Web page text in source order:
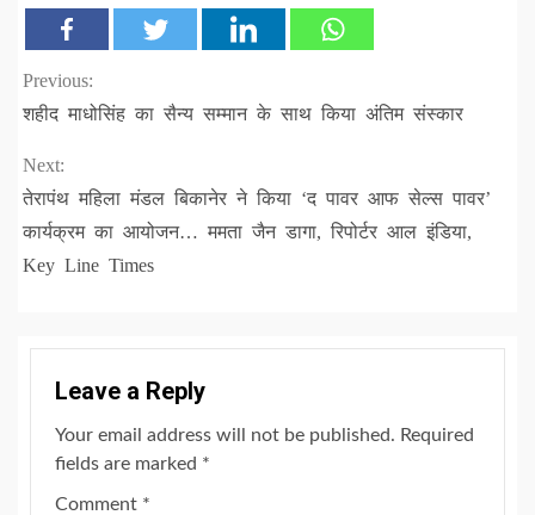
Continue
Previous:
शहीद माधोसिंह का सैन्य सम्मान के साथ किया अंतिम संस्कार
Next:
तेरापंथ महिला मंडल बिकानेर ने किया ‘द पावर आफ सेल्स पावर’
कार्यक्रम का आयोजन… ममता जैन डागा, रिपोर्टर आल इंडिया,
Key Line Times
Leave a Reply
Your email address will not be published. Required
fields are marked *
Comment *